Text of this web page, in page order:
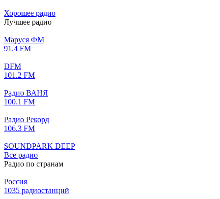
Хорошее радио
Лучшее радио
Маруся ФМ
91.4 FM
DFM
101.2 FM
Радио ВАНЯ
100.1 FM
Радио Рекорд
106.3 FM
SOUNDPARK DEEP
Все радио
Радио по странам
Россия
1035 радиостанций